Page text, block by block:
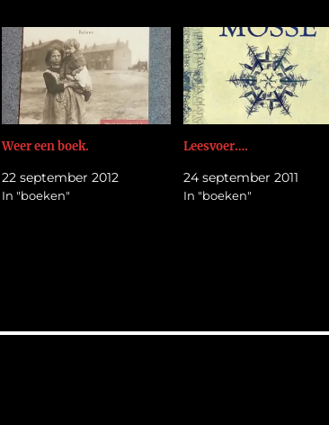
Weer een boek.
22 september 2012
In "boeken"
Leesvoer….
24 september 2011
In "boeken"